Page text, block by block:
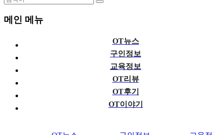
메인 메뉴
OT뉴스
구인정보
교육정보
OT리뷰
OT후기
OT이야기